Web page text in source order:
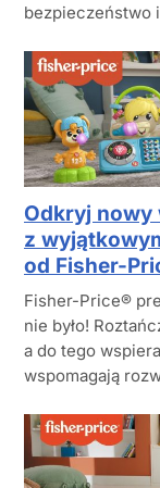
bezpieczeństwo
Odkryj nowy
z
od Fisher-
Fisher-Price®
nie było!
a do tego
wspomagają